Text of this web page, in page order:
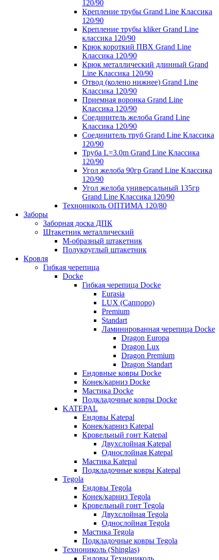
120/90
Крепление трубы Grand Line Классика
120/90
Крепление трубы kliker Grand Line
классика 120/90
Крюк короткий ПВХ Grand Line
Классика 120/90
Крюк металлический длинный Grand
Line Классика 120/90
Отвод (колено нижнее) Grand Line
Классика 120/90
Приемная воронка Grand Line
Классика 120/90
Соединитель желоба Grand Line
Классика 120/90
Соединитель труб Grand Line Классика
120/90
Труба L=3.0m Grand Line Классика
120/90
Угол желоба 90гр Grand Line Классика
120/90
Угол желоба универсальный 135гр
Grand Line Классика 120/90
Технониколь ОПТИМА 120/80
Заборы
Заборная доска ДПК
Штакетник металлический
М-образный штакетник
Полукруглый штакетник
Кровля
Гибкая черепица
Docke
Гибкая черепица Docke
Eurasia
LUX (Саппоро)
Premium
Standart
Ламинированная черепица Docke
Dragon Europa
Dragon Lux
Dragon Premium
Dragon Standart
Ендовные ковры Docke
Конек/карниз Docke
Мастика Docke
Подкладочные ковры Docke
KATEPAL
Ендовы Katepal
Конек/карниз Katepal
Кровельный гонт Katepal
Двухслойная Katepal
Однослойная Katepal
Мастика Katepal
Подкладочные ковры Katepal
Tegola
Ендовы Tegola
Конек/карниз Tegola
Кровельный гонт Tegola
Двухслойная Tegola
Однослойная Tegola
Мастика Tegola
Подкладочные ковры Tegola
Технониколь (Shinglas)
Ендовы Технониколь